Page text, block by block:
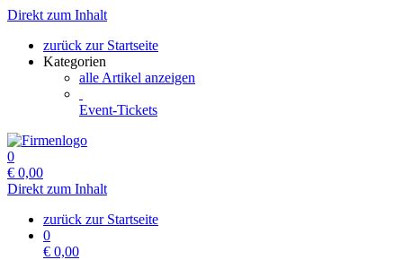
Direkt zum Inhalt
zurück zur Startseite
Kategorien
alle Artikel anzeigen
Event-Tickets
0
€ 0,00
Direkt zum Inhalt
zurück zur Startseite
0
€ 0,00